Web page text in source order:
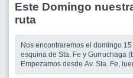
Este Domingo nuestra caminata cambia de
ruta
Nos encontraremos el domingo 15 de Agosto a
esquina de Sta. Fe y Gurruchaga (bar el
Empezamos desde Av. Sta. Fe,